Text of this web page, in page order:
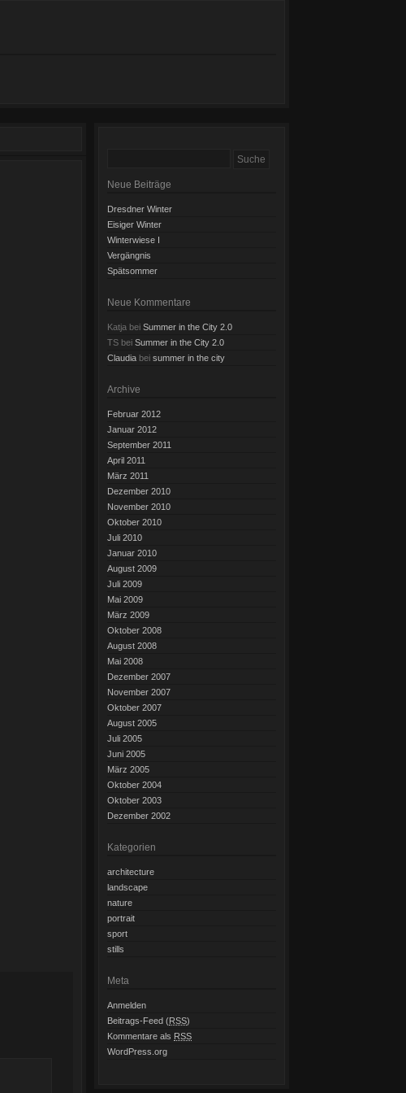
Neue Beiträge
Dresdner Winter
Eisiger Winter
Winterwiese I
Vergängnis
Spätsommer
Neue Kommentare
Katja bei Summer in the City 2.0
TS bei Summer in the City 2.0
Claudia bei summer in the city
Archive
Februar 2012
Januar 2012
September 2011
April 2011
März 2011
Dezember 2010
November 2010
Oktober 2010
Juli 2010
Januar 2010
August 2009
Juli 2009
Mai 2009
März 2009
Oktober 2008
August 2008
Mai 2008
Dezember 2007
November 2007
Oktober 2007
August 2005
Juli 2005
Juni 2005
März 2005
Oktober 2004
Oktober 2003
Dezember 2002
Kategorien
architecture
landscape
nature
portrait
sport
stills
Meta
Anmelden
Beitrags-Feed (RSS)
Kommentare als RSS
WordPress.org